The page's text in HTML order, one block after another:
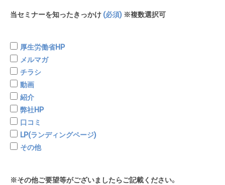
当セミナーを知ったきっかけ (必須) ※複数選択可
厚生労働省HP
メルマガ
チラシ
動画
紹介
弊社HP
口コミ
LP(ランディングページ)
その他
※その他ご要望等がございましたらご記載ください。